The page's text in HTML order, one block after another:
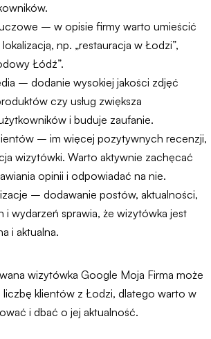
– w opisie firmy warto umieścić
np. „restauracja w Łodzi”,
Łódź”.
– dodanie wysokiej jakości zdjęć
czy usług zwiększa
i buduje zaufanie.
– im więcej pozytywnych recenzji,
wizytówki. Warto aktywnie zachęcać
opinii i odpowiadać na nie.
– dodawanie postów, aktualności,
i wydarzeń sprawia, że wizytówka jest
i aktualna.
wizytówka Google Moja Firma może
klientów z Łodzi, dlatego warto w
i dbać o jej aktualność.